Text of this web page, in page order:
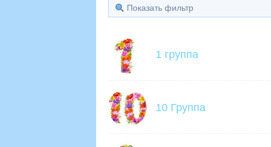
Показать фильтр
1 группа
10 Группа